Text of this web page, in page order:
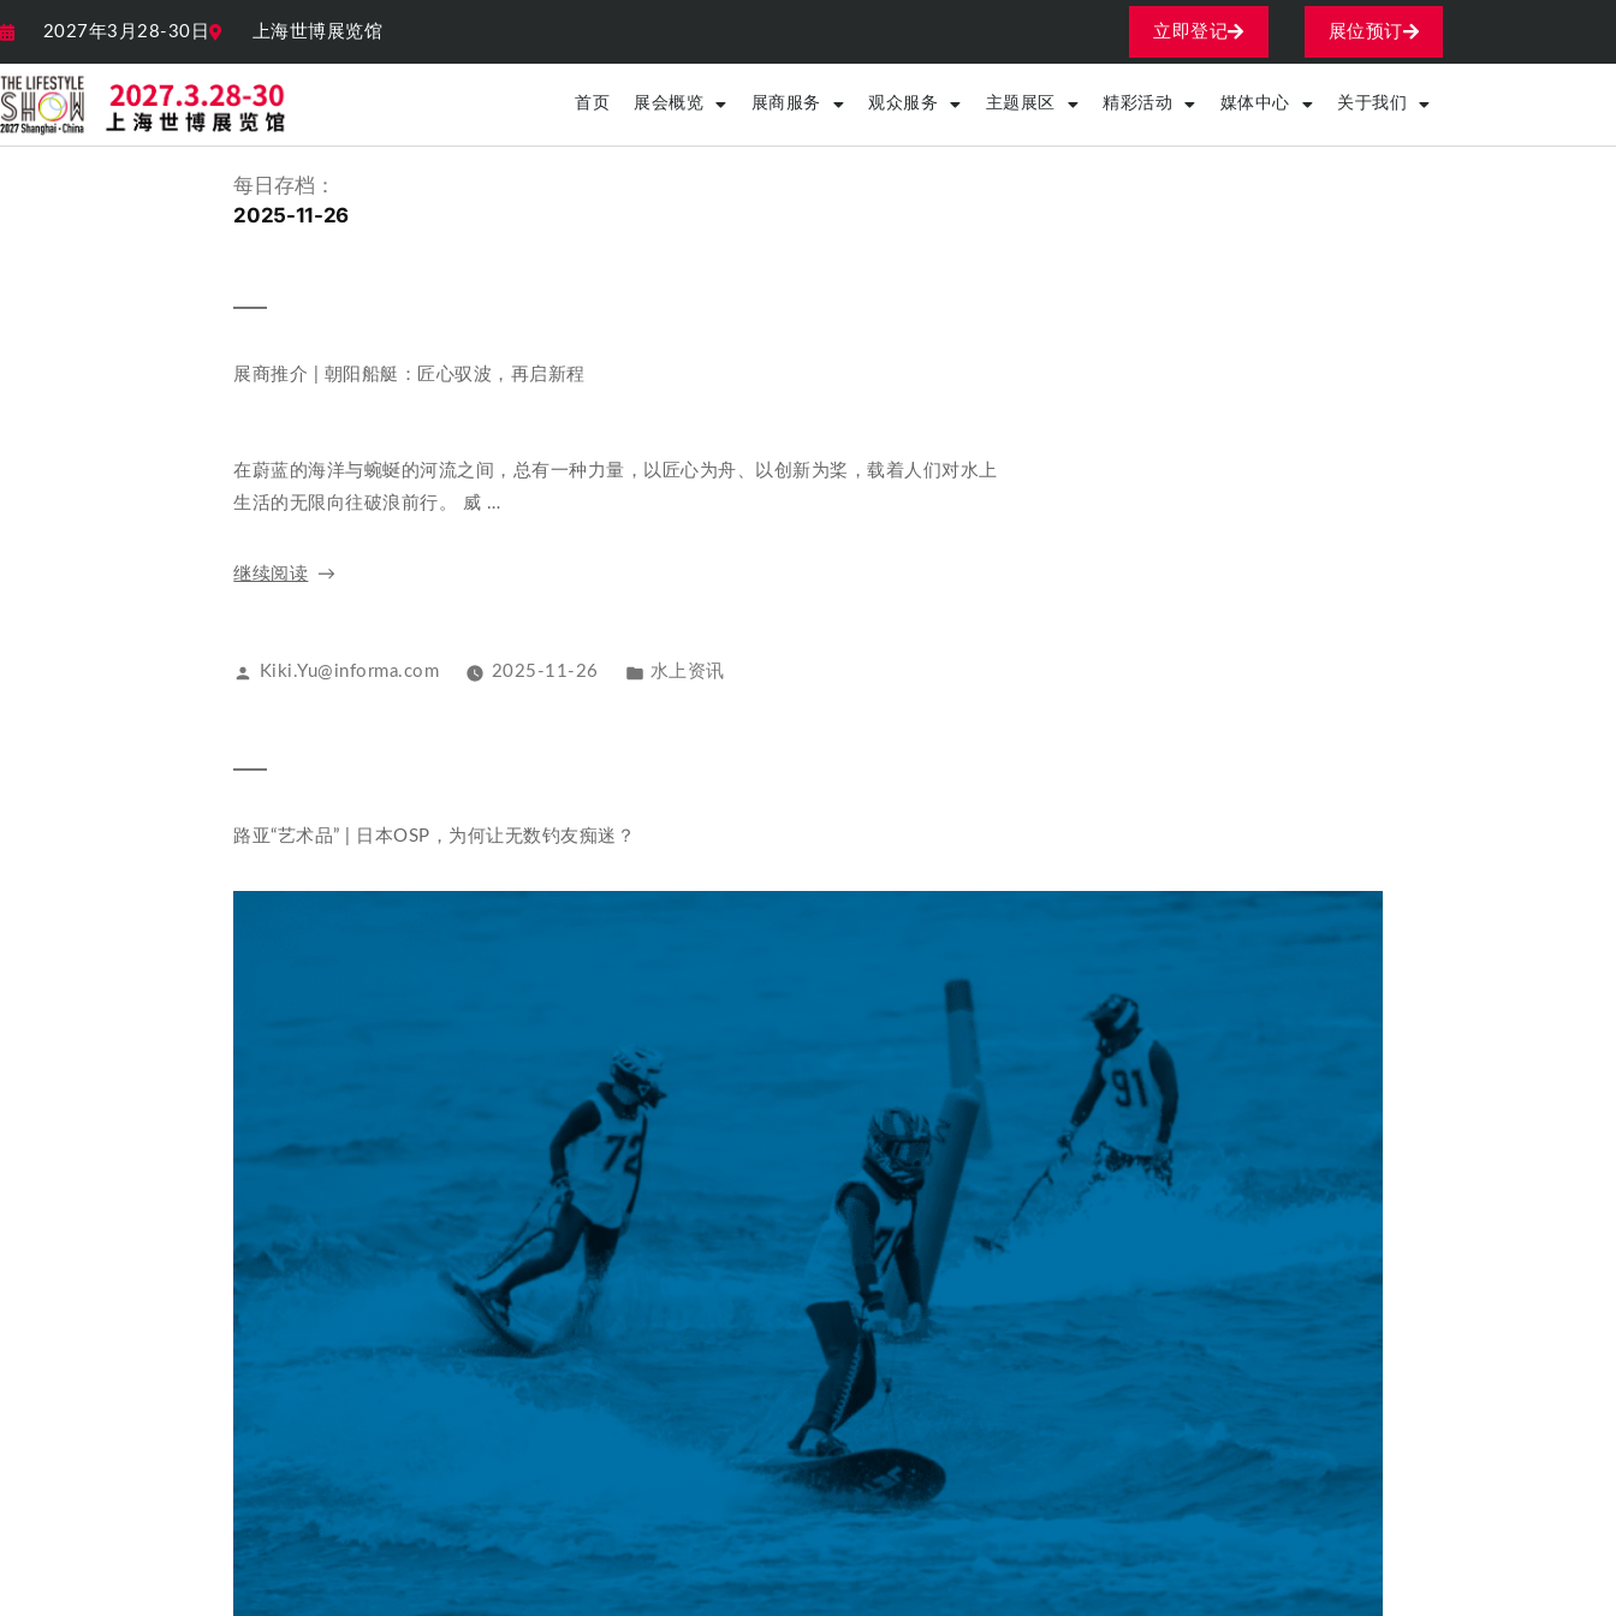
2027年3月28-30日 上海世博展览馆 立即登记 展位预订
首页 展会概览 展商服务 观众服务 主题展区 精彩活动 媒体中心 关于我们
每日存档：
2025-11-26
展商推介 | 朝阳船艇：匠心驭波，再启新程
在蔚蓝的海洋与蜿蜒的河流之间，总有一种力量，以匠心为舟、以创新为桨，载着人们对水上
生活的无限向往破浪前行。 威 …
继续阅读
Kiki.Yu@informa.com 2025-11-26 水上资讯
路亚“艺术品” | 日本OSP，为何让无数钓友痴迷？